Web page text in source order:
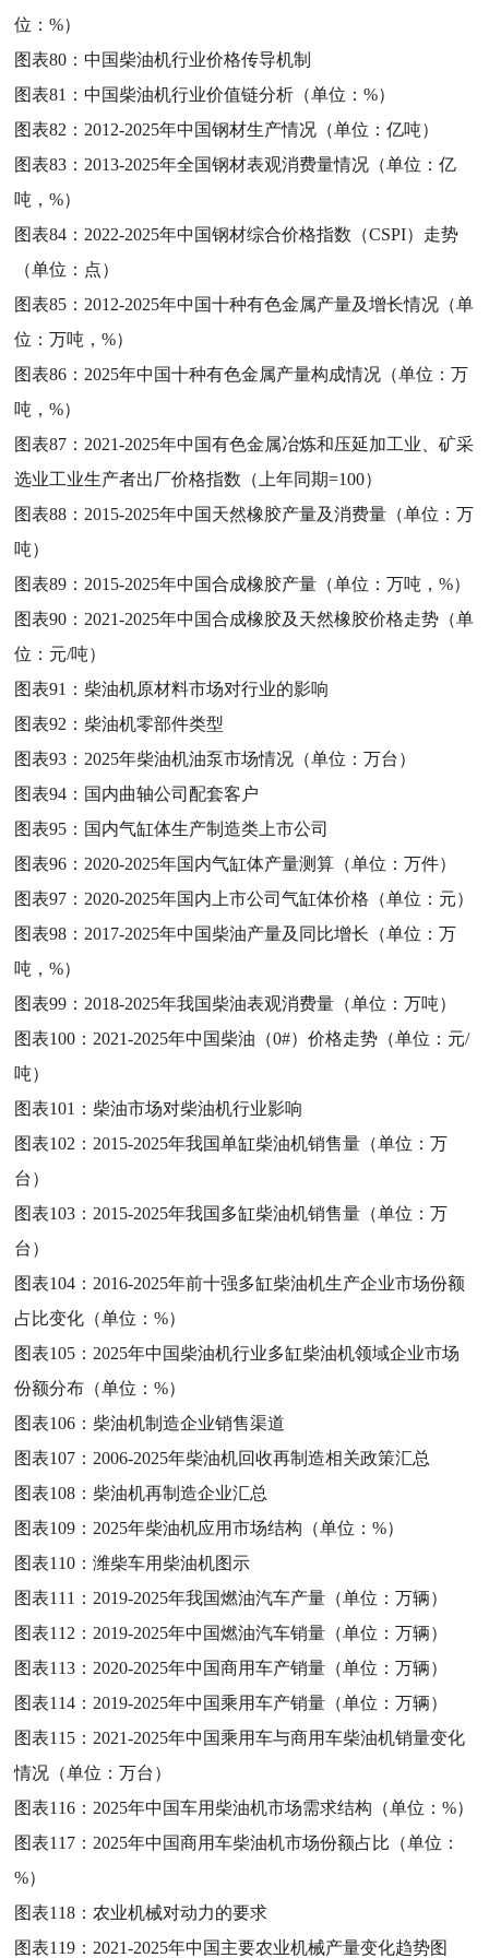
位：%）
图表80：中国柴油机行业价格传导机制
图表81：中国柴油机行业价值链分析（单位：%）
图表82： 2012-2025年中国钢材生产情况（单位：亿吨）
图表83： 2013-2025年全国钢材表观消费量情况（单位：亿
吨，%）
图表84： 2022-2025年中国钢材综合价格指数（CSPI）走势
（单位：点）
图表85： 2012-2025年中国十种有色金属产量及增长情况（单
位：万吨，%）
图表86： 2025年中国十种有色金属产量构成情况（单位：万
吨，%）
图表87： 2021-2025年中国有色金属冶炼和压延加工业、矿采
选业工业生产者出厂价格指数（上年同期=100）
图表88： 2015-2025年中国天然橡胶产量及消费量（单位：万
吨）
图表89： 2015-2025年中国合成橡胶产量（单位：万吨，%）
图表90： 2021-2025年中国合成橡胶及天然橡胶价格走势（单
位：元/吨）
图表91： 柴油机原材料市场对行业的影响
图表92： 柴油机零部件类型
图表93： 2025年柴油机油泵市场情况（单位：万台）
图表94： 国内曲轴公司配套客户
图表95： 国内气缸体生产制造类上市公司
图表96： 2020-2025年国内气缸体产量测算（单位：万件）
图表97： 2020-2025年国内上市公司气缸体价格（单位：元）
图表98： 2017-2025年中国柴油产量及同比增长（单位：万
吨，%）
图表99： 2018-2025年我国柴油表观消费量（单位：万吨）
图表100： 2021-2025年中国柴油（0#）价格走势（单位：元/
吨）
图表101： 柴油市场对柴油机行业影响
图表102： 2015-2025年我国单缸柴油机销售量（单位：万
台）
图表103： 2015-2025年我国多缸柴油机销售量（单位：万
台）
图表104： 2016-2025年前十强多缸柴油机生产企业市场份额
占比变化（单位：%）
图表105： 2025年中国柴油机行业多缸柴油机领域企业市场
份额分布（单位：%）
图表106： 柴油机制造企业销售渠道
图表107： 2006-2025年柴油机回收再制造相关政策汇总
图表108： 柴油机再制造企业汇总
图表109： 2025年柴油机应用市场结构（单位：%）
图表110：潍柴车用柴油机图示
图表111： 2019-2025年我国燃油汽车产量（单位：万辆）
图表112： 2019-2025年中国燃油汽车销量（单位：万辆）
图表113： 2020-2025年中国商用车产销量（单位：万辆）
图表114： 2019-2025年中国乘用车产销量（单位：万辆）
图表115： 2021-2025年中国乘用车与商用车柴油机销量变化
情况（单位：万台）
图表116： 2025年中国车用柴油机市场需求结构（单位：%）
图表117： 2025年中国商用车柴油机市场份额占比（单位：
%）
图表118：农业机械对动力的要求
图表119： 2021-2025年中国主要农业机械产量变化趋势图